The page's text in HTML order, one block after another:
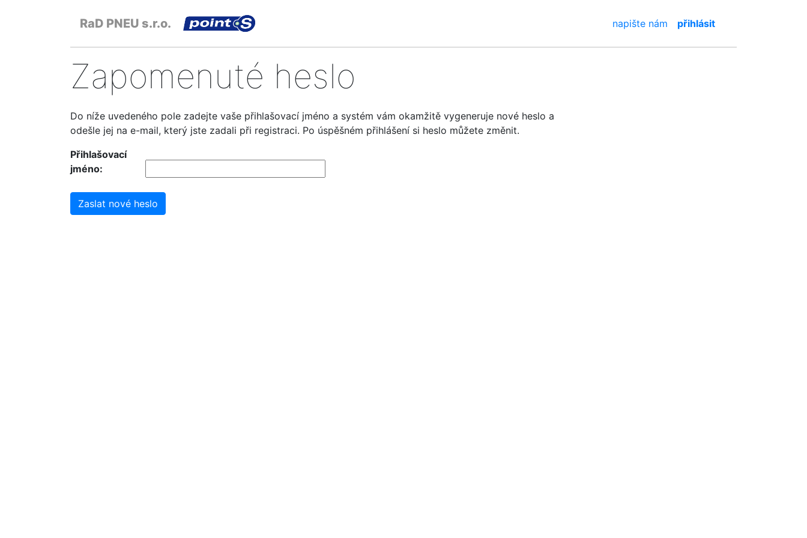
RaD PNEU s.r.o. napište nám přihlásit
Zapomenuté heslo
Do níže uvedeného pole zadejte vaše přihlašovací jméno a systém vám okamžitě vygeneruje nové heslo a
odešle jej na e-mail, který jste zadali při registraci. Po úspěšném přihlášení si heslo můžete změnit.
Přihlašovací
jméno: